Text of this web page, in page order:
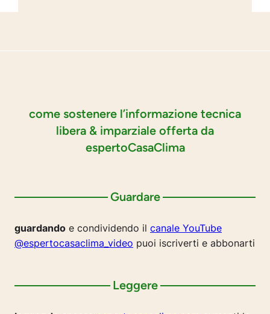
come sostenere l’informazione tecnica
libera & imparziale offerta da
espertoCasaClima
Guardare
guardando e condividendo il canale YouTube
@espertocasaclima_video puoi iscriverti e abbonarti
Leggere